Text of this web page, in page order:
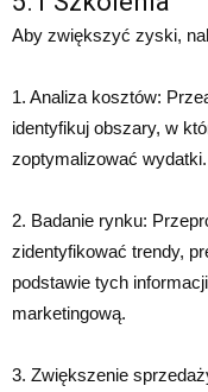
Aby zwiększyć zyski,
1. Analiza kosztów:
identyfikuj obszary, w
zoptymalizować wydatki.
2. Badanie rynku:
zidentyfikować trendy,
podstawie tych
marketingową.
3. Zwiększenie